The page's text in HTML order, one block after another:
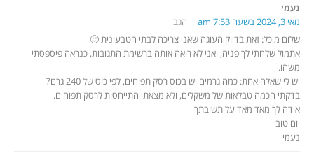
נעמי
מאי 3, 2024 בשעה 7:53 am
הגב
שלום מיכל: זאת בדיוק העוגה שאני צריכה לבתי הטבעונית 🙂
אתמול שלחתי לך פניה, ואני לא רואה אותה ברשימת התגובות, כנראה פיספסתי
משהו.
יש לי שאלה אחת: כמה גרמים יש בכוס רסק תפוחים, לפי כוס של 240 גרם?
בדקתי הכמה טבלאות של משקלים, ולא מצאתי התייחסות לרסק תפוחים.
אודה לך מאד מאד על תשובתך
יום טוב
נעמי